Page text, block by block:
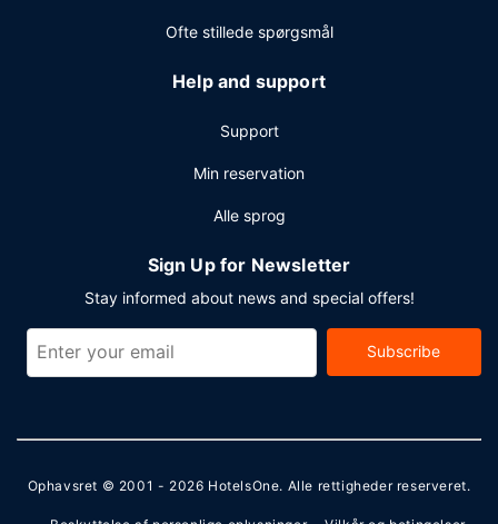
Ofte stillede spørgsmål
Help and support
Support
Min reservation
Alle sprog
Sign Up for Newsletter
Stay informed about news and special offers!
Subscribe
Ophavsret © 2001 - 2026 HotelsOne. Alle rettigheder reserveret.